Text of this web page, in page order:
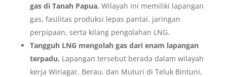
gas di Tanah Papua. Wilayah ini memiliki lapangan
gas, fasilitas produksi lepas pantai, jaringan
perpipaan, serta kilang pengolahan LNG.
Tangguh LNG mengolah gas dari enam lapangan
terpadu. Lapangan tersebut berada dalam wilayah
kerja Wiriagar, Berau, dan Muturi di Teluk Bintuni,